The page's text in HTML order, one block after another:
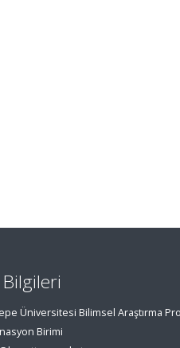
Üniversitesi Bilimsel Araştırma
Birimi